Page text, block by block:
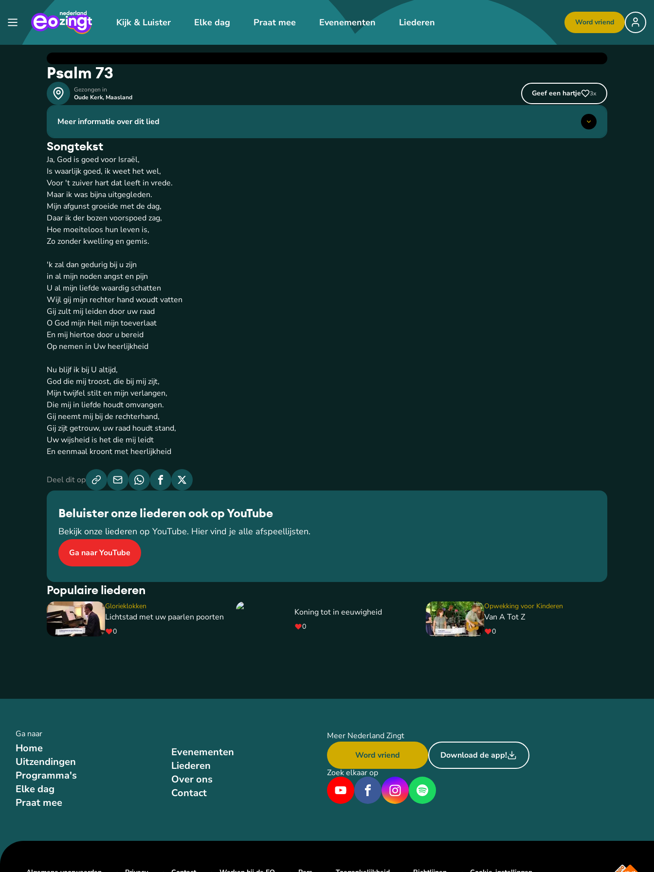
Kijk & Luister Elke dag Praat mee Evenementen Liederen Word vriend
Psalm 73
Gezongen in
Oude Kerk, Maasland Geef een hartje 3x
Meer informatie over dit lied
Songtekst
Ja, God is goed voor Israël,
Is waarlijk goed, ik weet het wel,
Voor 't zuiver hart dat leeft in vrede.
Maar ik was bijna uitgegleden.
Mijn afgunst groeide met de dag,
Daar ik der bozen voorspoed zag,
Hoe moeiteloos hun leven is,
Zo zonder kwelling en gemis.
'k zal dan gedurig bij u zijn
in al mijn noden angst en pijn
U al mijn liefde waardig schatten
Wijl gij mijn rechter hand woudt vatten
Gij zult mij leiden door uw raad
O God mijn Heil mijn toeverlaat
En mij hiertoe door u bereid
Op nemen in Uw heerlijkheid
Nu blijf ik bij U altijd,
God die mij troost, die bij mij zijt,
Mijn twijfel stilt en mijn verlangen,
Die mij in liefde houdt omvangen.
Gij neemt mij bij de rechterhand,
Gij zijt getrouw, uw raad houdt stand,
Uw wijsheid is het die mij leidt
En eenmaal kroont met heerlijkheid
Deel dit op
Beluister onze liederen ook op YouTube
Bekijk onze liederen op YouTube. Hier vind je alle afspeellijsten.
Ga naar YouTube
Populaire liederen
Glorieklokken
Lichtstad met uw paarlen poorten
0
Koning tot in eeuwigheid
0
Opwekking voor Kinderen
Van A Tot Z
0
Ga naar
Home
Uitzendingen
Programma's
Elke dag
Praat mee
Evenementen
Liederen
Over ons
Contact
Meer Nederland Zingt
Word vriend
Download de app!
Zoek elkaar op